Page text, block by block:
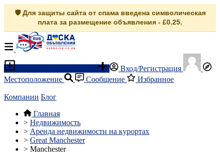
🛡️ Для защиты сайта от спама введена символическая
плата за размещение объявления - £0.25.
Вход/Регистрация
Местоположение
Сообщение Избранное
Компании Блог
Главная
> Недвижимость
> Аренда недвижимости на курортах
> Great Manchester
> Manchester